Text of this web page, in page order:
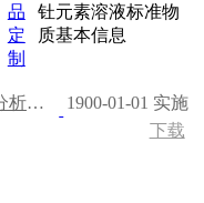
品
定
制
钍元素溶液标准物
质基本信息
WYJLBZ-0011 水和废水监测分析方法（第四版）
1900-01-01 实施
下载